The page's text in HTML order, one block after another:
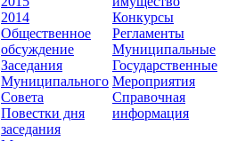
2014
Общественное
обсуждение
Заседания
Муниципального
Совета
Повестки дня
заседания
Конкурсы
Регламенты
Муниципальные
Государственные
Мероприятия
Справочная
информация